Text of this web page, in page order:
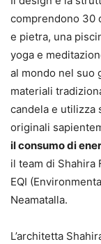
comprendono 30
e pietra, una
yoga e
al mondo nel suo
materiali
candela e utilizza
originali
il consumo di
il team di Shahira
EQI
Neamatalla.
L’architetta